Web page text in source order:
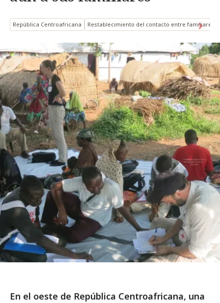
República Centroafricana Restablecimiento del contacto entre familiares
En el oeste de República Centroafricana, una